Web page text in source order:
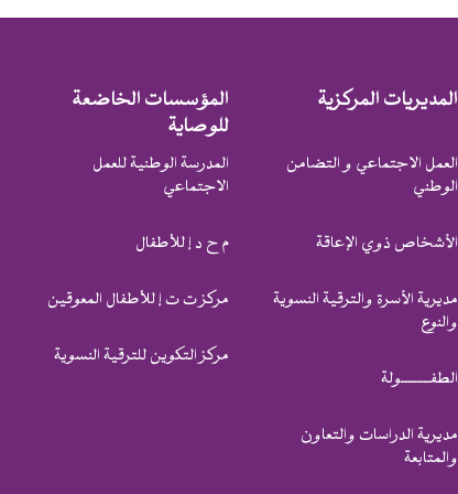
المؤسسات الخاضعة
للوصاية
المدرسة الوطنية للعمل
الاجتماعي
م ح د إ للأطفال
مركز ت ت إ للأطفال المعوقين
مركز التكوين للترقية النسوية
المديريات المركزية
العمل الاجتماعي و التضامن
الوطني
الأشخاص ذوي الإعاقة
مديرية الأسرة والترقية النسوية
والنوع
الطفـــــــــولة
مديرية الدراسات والتعاون
والمتابعة